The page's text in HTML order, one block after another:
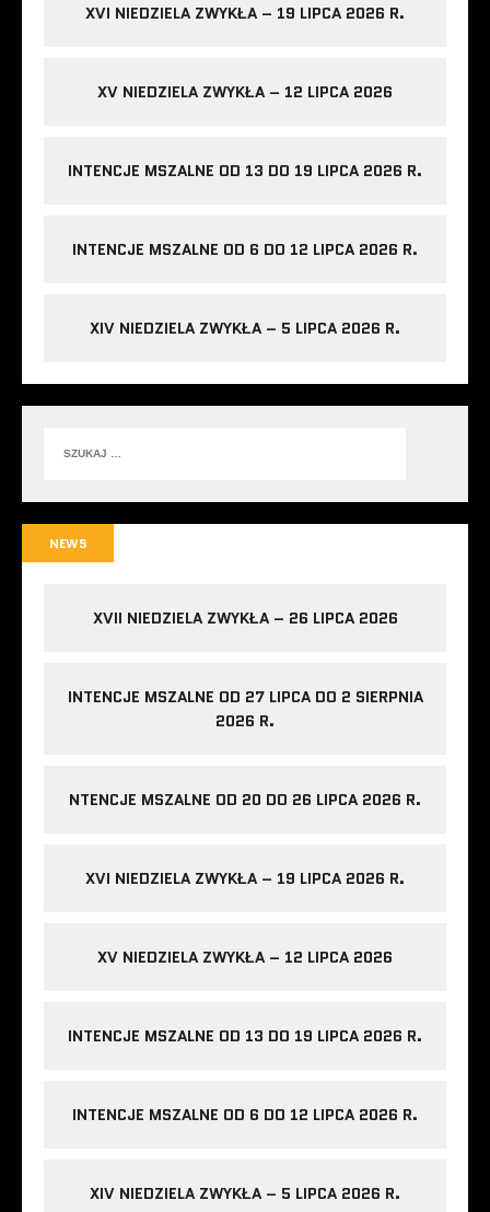
XVI NIEDZIELA ZWYKŁA – 19 LIPCA 2026 R.
XV NIEDZIELA ZWYKŁA – 12 LIPCA 2026
INTENCJE MSZALNE OD 13 DO 19 LIPCA 2026 R.
INTENCJE MSZALNE OD 6 DO 12 LIPCA 2026 R.
XIV NIEDZIELA ZWYKŁA – 5 LIPCA 2026 R.
NEWS
XVII NIEDZIELA ZWYKŁA – 26 LIPCA 2026
INTENCJE MSZALNE OD 27 LIPCA DO 2 SIERPNIA
2026 R.
NTENCJE MSZALNE OD 20 DO 26 LIPCA 2026 R.
XVI NIEDZIELA ZWYKŁA – 19 LIPCA 2026 R.
XV NIEDZIELA ZWYKŁA – 12 LIPCA 2026
INTENCJE MSZALNE OD 13 DO 19 LIPCA 2026 R.
INTENCJE MSZALNE OD 6 DO 12 LIPCA 2026 R.
XIV NIEDZIELA ZWYKŁA – 5 LIPCA 2026 R.